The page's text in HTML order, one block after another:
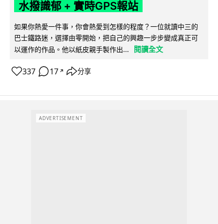
水撥識郁 + 實時GPS報站
如果你熱愛一件事，你會熱愛到怎樣的程度？一位就讀中三的
巴士鐵路迷，選擇由零開始，把自己的興趣一步步變成真正可
以運作的作品。他以紙皮親手製作出...
閱讀全文
337 17 ↗ 分享
ADVERTISEMENT